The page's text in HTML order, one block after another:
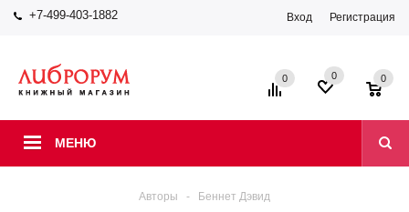
+7-499-403-1882 Вход Регистрация
МЕНЮ
0 0 0
Авторы - Беннет Дэвид